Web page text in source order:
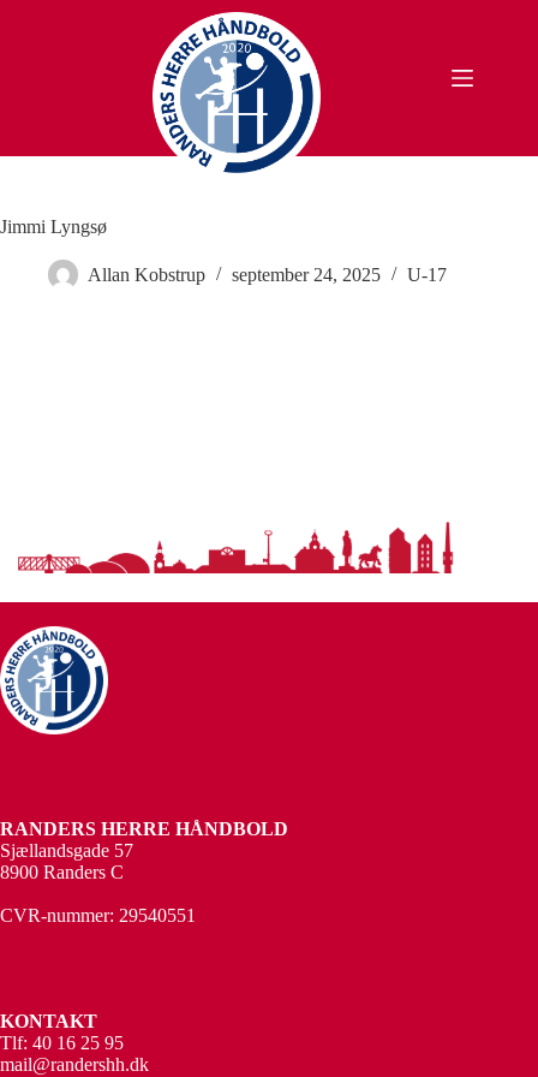
Jimmi Lyngsø
Allan Kobstrup september 24, 2025 U-17
RANDERS HERRE HÅNDBOLD
Sjællandsgade 57
8900 Randers C
CVR-nummer: 29540551
KONTAKT
Tlf: 40 16 25 95
mail@randershh.dk